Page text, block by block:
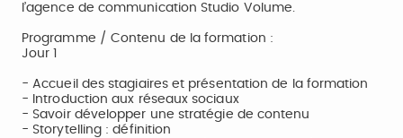
l’agence de communication Studio Volume.
Programme / Contenu de la formation :
Jour 1
- Accueil des stagiaires et présentation de la formation
- Introduction aux réseaux sociaux
- Savoir développer une stratégie de contenu
- Storytelling : définition